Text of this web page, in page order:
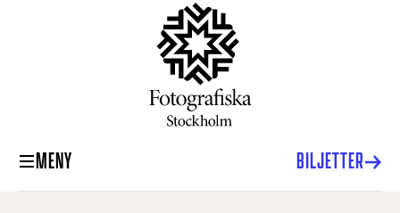
MENY BILJETTER